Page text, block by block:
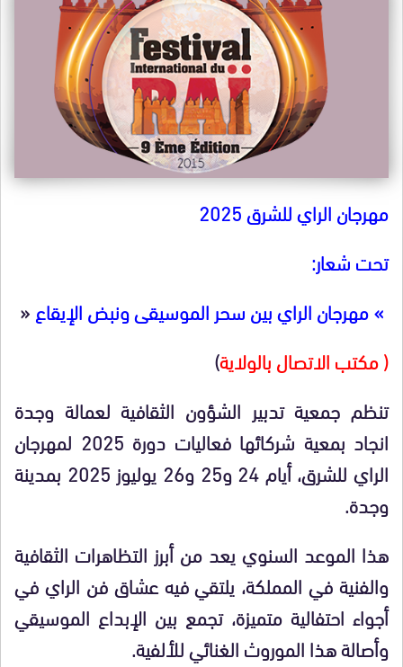
مهرجان الراي للشرق 2025
تحت شعار:
» مهرجان الراي بين سحر الموسيقى ونبض الإيقاع«
( مكتب الاتصال بالولاية)
تنظم جمعية تدبير الشؤون الثقافية لعمالة وجدة
انجاد بمعية شركائها
فعاليات دورة 2025 لمهرجان
الراي للشرق، أيام 24 و25 و26 يوليوز 2025 بمدينة
وجدة.
هذا الموعد السنوي يعد من أبرز التظاهرات الثقافية
والفنية في المملكة، يلتقي فيه عشاق فن الراي في
أجواء احتفالية متميزة، تجمع بين الإبداع الموسيقي
وأصالة هذا الموروث الغنائي للألفية.